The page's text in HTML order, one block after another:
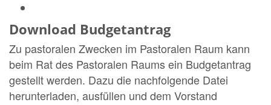
Download Budgetantrag
Zu pastoralen Zwecken im Pastoralen Raum kann
beim Rat des Pastoralen Raums ein Budgetantrag
gestellt werden. Dazu die nachfolgende Datei
herunterladen, ausfüllen und dem Vorstand